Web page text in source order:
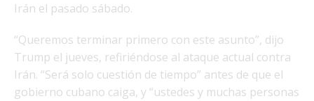
Irán el pasado sábado.
“Queremos terminar primero con este asunto”, dijo
Trump el jueves, refiriéndose al ataque actual contra
Irán. “Será solo cuestión de tiempo” antes de que el
gobierno cubano caiga, y “ustedes y muchas personas